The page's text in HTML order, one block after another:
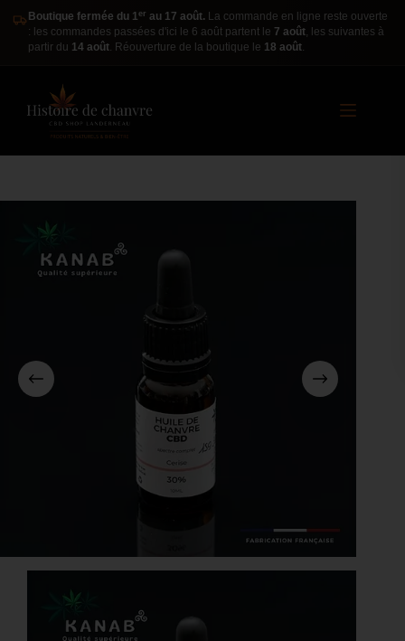
Boutique fermée du 1er au 17 août. La commande en ligne reste ouverte
: les commandes passées d'ici le 6 août partent le 7 août, les suivantes à
partir du 14 août. Réouverture de la boutique le 18 août.